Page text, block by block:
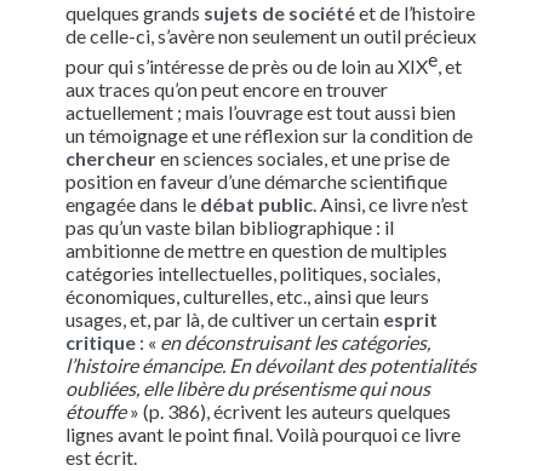
quelques grands sujets de sociétéet de l’histoire
de celle-ci, s’avère non seulement un outil précieux
pour qui s’intéresse de près ou de loin au XIXe, et
aux traces qu’on peut encore en trouver
actuellement ; mais l’ouvrage est tout aussi bien
un témoignage et une réflexion sur la condition de
chercheuren sciences sociales, et une prise de
position en faveur d’une démarche scientifique
engagée dans le débat public. Ainsi, ce livre n’est
pas qu’un vaste bilan bibliographique : il
ambitionne de mettre en question de multiples
catégories intellectuelles, politiques, sociales,
économiques, culturelles, etc., ainsi que leurs
usages, et, par là, de cultiver un certain esprit
critique: « en déconstruisant les catégories,
l’histoire émancipe. En dévoilant des potentialités
oubliées, elle libère du présentisme qui nous
étouffe» (p. 386), écrivent les auteurs quelques
lignes avant le point final. Voilà pourquoi ce livre
est écrit.